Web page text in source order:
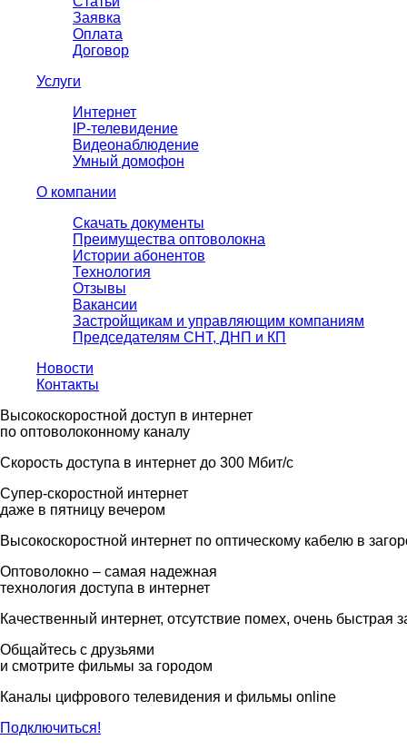
Заявка
Оплата
Договор
Услуги
Интернет
IP-телевидение
Видеонаблюдение
Умный домофон
О компании
Скачать документы
Преимущества оптоволокна
Истории абонентов
Технология
Отзывы
Вакансии
Застройщикам и управляющим компаниям
Председателям СНТ, ДНП и КП
Новости
Контакты
Высокоскоростной доступ в интернет
по оптоволоконному каналу
Скорость доступа в интернет до 300 Мбит/с
Супер-скоростной интернет
даже в пятницу вечером
Высокоскоростной интернет по оптическому кабелю в
Оптоволокно – самая надежная
технология доступа в интернет
Качественный интернет, отсутствие помех, очень быстрая
Общайтесь с друзьями
и смотрите фильмы за городом
Каналы цифрового телевидения и фильмы online
Подключиться!